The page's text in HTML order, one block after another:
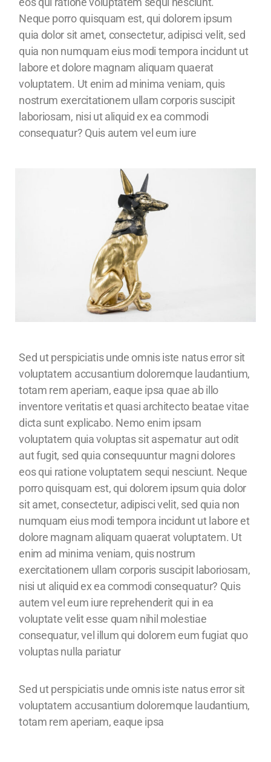
Neque porro quisquam est, qui dolorem ipsum
quia dolor sit amet, consectetur, adipisci velit, sed
quia non numquam eius modi tempora incidunt ut
labore et dolore magnam aliquam quaerat
voluptatem. Ut enim ad minima veniam, quis
nostrum exercitationem ullam corporis suscipit
laboriosam, nisi ut aliquid ex ea commodi
consequatur? Quis autem vel eum iure
Sed ut perspiciatis unde omnis iste natus error sit
voluptatem accusantium doloremque laudantium,
totam rem aperiam, eaque ipsa quae ab illo
inventore veritatis et quasi architecto beatae vitae
dicta sunt explicabo. Nemo enim ipsam
voluptatem quia voluptas sit aspernatur aut odit
aut fugit, sed quia consequuntur magni dolores
eos qui ratione voluptatem sequi nesciunt. Neque
porro quisquam est, qui dolorem ipsum quia dolor
sit amet, consectetur, adipisci velit, sed quia non
numquam eius modi tempora incidunt ut labore et
dolore magnam aliquam quaerat voluptatem. Ut
enim ad minima veniam, quis nostrum
exercitationem ullam corporis suscipit laboriosam,
nisi ut aliquid ex ea commodi consequatur? Quis
autem vel eum iure reprehenderit qui in ea
voluptate velit esse quam nihil molestiae
consequatur, vel illum qui dolorem eum fugiat quo
voluptas nulla pariatur
Sed ut perspiciatis unde omnis iste natus error sit
voluptatem accusantium doloremque laudantium,
totam rem aperiam, eaque ipsa